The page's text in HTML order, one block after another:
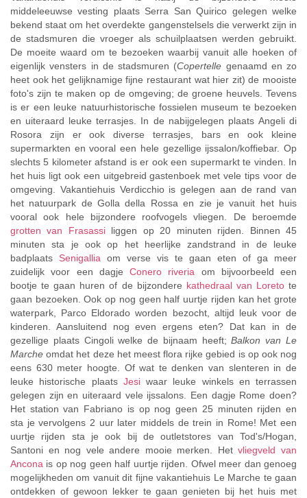
middeleeuwse vesting plaats Serra San Quirico gelegen welke
bekend staat om het overdekte gangenstelsels die verwerkt zijn in
de stadsmuren die vroeger als schuilplaatsen werden gebruikt.
De moeite waard om te bezoeken waarbij vanuit alle hoeken of
eigenlijk vensters in de stadsmuren (Copertelle genaamd en zo
heet ook het gelijknamige fijne restaurant wat hier zit) de mooiste
foto's zijn te maken op de omgeving; de groene heuvels. Tevens
is er een leuke natuurhistorische fossielen museum te bezoeken
en uiteraard leuke terrasjes. In de nabijgelegen plaats Angeli di
Rosora zijn er ook diverse terrasjes, bars en ook kleine
supermarkten en vooral een hele gezellige ijssalon/koffiebar. Op
slechts 5 kilometer afstand is er ook een supermarkt te vinden. In
het huis ligt ook een uitgebreid gastenboek met vele tips voor de
omgeving. Vakantiehuis Verdicchio is gelegen aan de rand van
het natuurpark de Golla della Rossa en zie je vanuit het huis
vooral ook hele bijzondere roofvogels vliegen. De beroemde
grotten van Frasassiliggen op 20 minuten rijden. Binnen 45
minuten sta je ook op het heerlijke zandstrand in de leuke
badplaats Senigallia om verse vis te gaan eten of ga meer
zuidelijk voor een dagje Conero riveria om bijvoorbeeld een
bootje te gaan huren of de bijzondere kathedraal van Loretote
gaan bezoeken. Ook op nog geen half uurtje rijden kan het grote
waterpark, Parco Eldorado worden bezocht, altijd leuk voor de
kinderen. Aansluitend nog even ergens eten? Dat kan in de
gezellige plaats Cingoli welke de bijnaam heeft;Balkon van Le
Marcheomdat het deze het meest flora rijke gebied is op ook nog
eens 630 meter hoogte. Of wat te denken van slenteren in de
leuke historische plaats Jesiwaar leuke winkels en terrassen
gelegen zijn en uiteraard vele ijssalons. Een dagje Rome doen?
Het station van Fabriano is op nog geen 25 minuten rijden en
sta je vervolgens 2 uur later middels de trein in Rome! Met een
uurtje rijden sta je ook bij de outletstores van Tod's/Hogan,
Santoni en nog vele andere mooie merken. Hetvliegveld van
Ancona is op nog geen half uurtje rijden. Ofwel meer dan genoeg
mogelijkheden om vanuit dit fijne vakantiehuis Le Marche te gaan
ontdekken of gewoon lekker te gaan genieten bij het huis met